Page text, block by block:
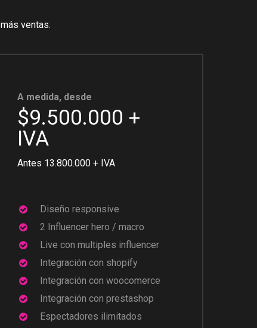
más ventas.
A medida, desde
$9.500.000 +
IVA
Antes 13.800.000 + IVA
Diseño responsive
2 Influencer hero / macro
Live con multiples influencer
Integración con shopify
Integración con woocomerce
Integración con prestashop
Espectadores ilimitados